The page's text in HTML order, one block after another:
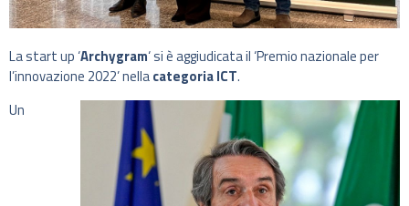
La start up ‘Archygram‘ si è aggiudicata il ‘Premio nazionale per
l’innovazione 2022’ nellacategoria ICT.
Un